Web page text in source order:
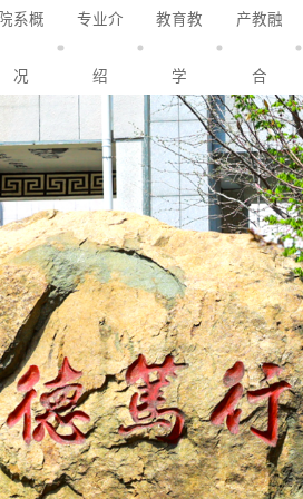
系概
况
专业介
绍
教育教
学
产教融
合